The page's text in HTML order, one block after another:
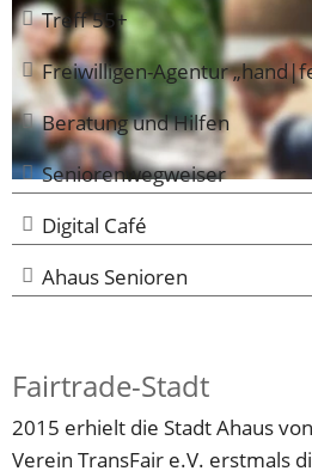
Treff 55+
Freiwilligen-Agentur
Beratung und Hilfen
Seniorenwegweiser
Digital Café
Ahaus Senioren
Fairtrade-Stadt
2015 erhielt die Stadt Ahaus
Verein TransFair e.V. erstmals